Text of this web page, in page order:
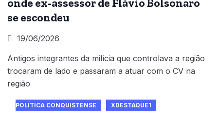
onde ex-assessor de Flávio Bolsonaro
se escondeu
19/06/2026
Antigos integrantes da milícia que controlava a região
trocaram de lado e passaram a atuar com o CV na
região
POLÍTICA CONQUISTENSE XDESTAQUE1